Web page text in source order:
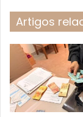
Artigos